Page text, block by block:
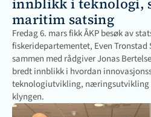
innblikk i teknologi,
maritim satsing
Fredag 6. mars fikk ÅKP besøk av
fiskeridepartementet, Even Tronstad
sammen med rådgiver Jonas
bredt innblikk i hvordan
teknologiutvikling, næringsutvikling
klyngen.